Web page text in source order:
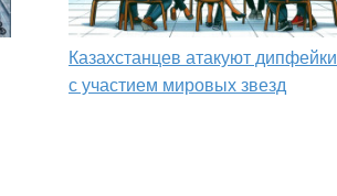
Казахстанцев атакуют дипфейки
с участием мировых звезд